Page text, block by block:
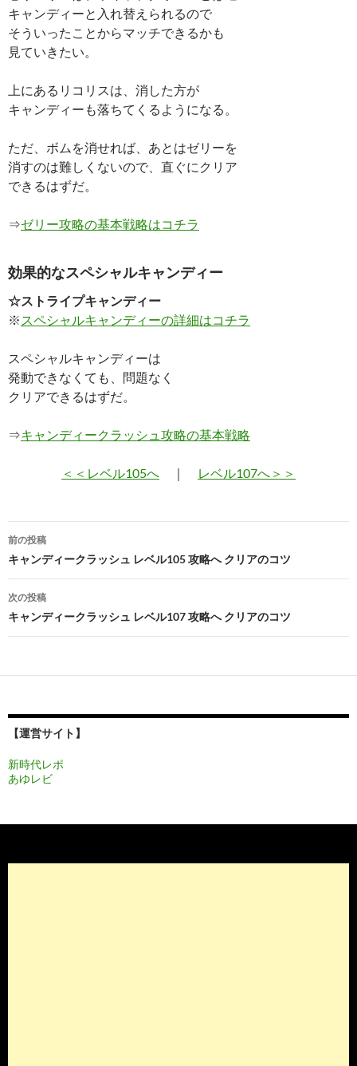
キャンディーと入れ替えられるので
そういったことからマッチできるかも
見ていきたい。
上にあるリコリスは、消した方が
キャンディーも落ちてくるようになる。
ただ、ボムを消せれば、あとはゼリーを
消すのは難しくないので、直ぐにクリア
できるはずだ。
⇒ゼリー攻略の基本戦略はコチラ
効果的なスペシャルキャンディー
☆ストライプキャンディー
※ スペシャルキャンディーの詳細はコチラ
スペシャルキャンディーは
発動できなくても、問題なく
クリアできるはずだ。
⇒キャンディークラッシュ攻略の基本戦略
＜＜レベル105へ ｜ レベル107へ＞＞
投
稿
ナ
ビ
ゲ
ー
ョ
ン
前の投稿
キャンディークラッシュ レベル105 攻略へ クリアのコツ
次の投稿
キャンディークラッシュ レベル107 攻略へ クリアのコツ
【運営サイト】
新時代レポ
あゆレビ